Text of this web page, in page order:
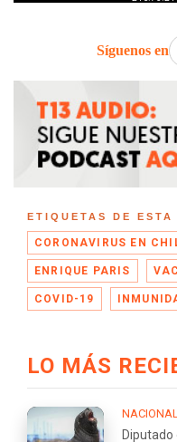
Síguenos en
ETIQUETAS DE ESTA
CORONAVIRUS EN
ENRIQUE PARIS
COVID-19
LO MÁS
NACIONAL